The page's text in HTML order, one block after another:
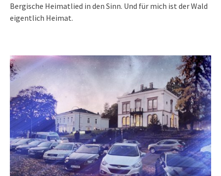
Bergische Heimatlied in den Sinn. Und für mich ist der Wald
eigentlich Heimat.